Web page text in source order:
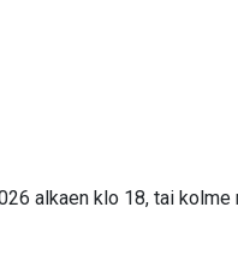
alkaen klo 18, tai